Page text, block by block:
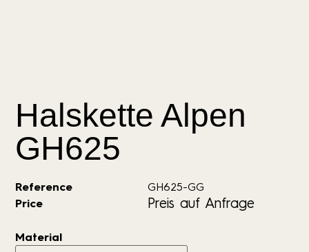
Halskette Alpen
GH625
Reference
GH625-GG
Price
Preis auf Anfrage
Material